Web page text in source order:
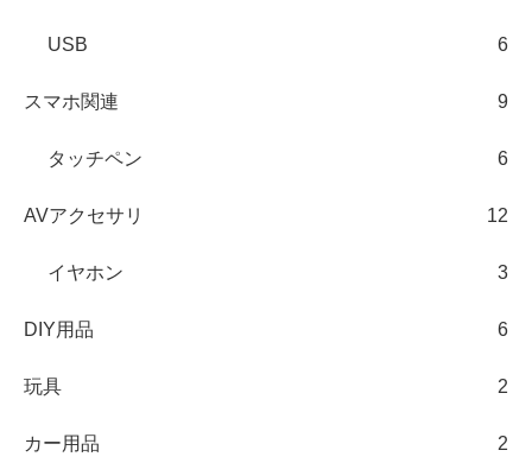
USB 6
スマホ関連 9
タッチペン 6
AVアクセサリ 12
イヤホン 3
DIY用品 6
玩具 2
カー用品 2